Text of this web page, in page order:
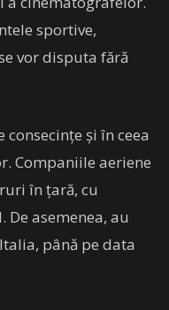
sportive,
vor disputa fără
consecințe și în ceea
Companiile aeriene
în țară, cu
asemenea, au
până pe data